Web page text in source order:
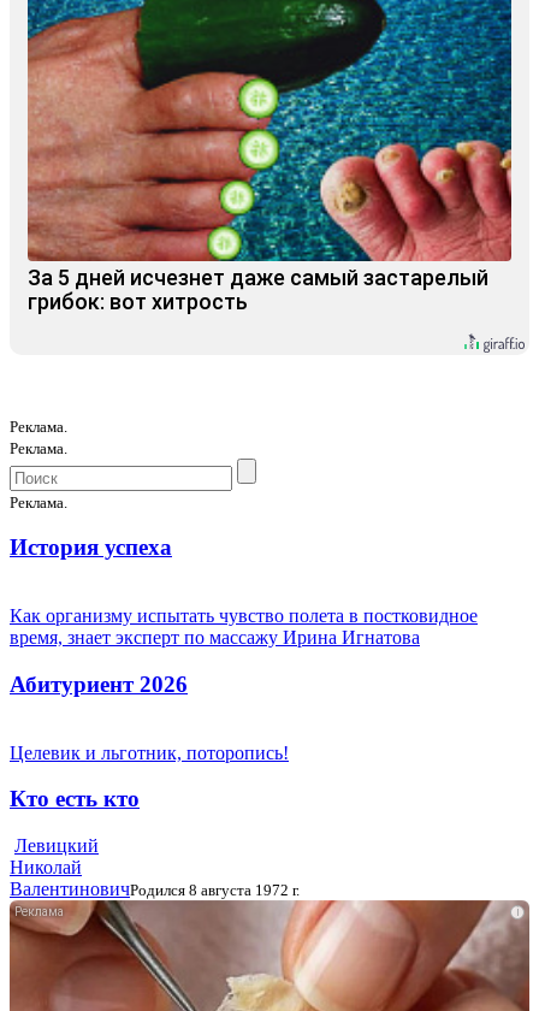
За 5 дней исчезнет даже самый застарелый
грибок: вот хитрость
Реклама.
Реклама.
Реклама.
История успеха
Как организму испытать чувство полета в постковидное
время, знает эксперт по массажу Ирина Игнатова
Абитуриент 2026
Целевик и льготник, поторопись!
Кто есть кто
Левицкий
Николай
ВалентиновичРодился 8 августа 1972 г.
i